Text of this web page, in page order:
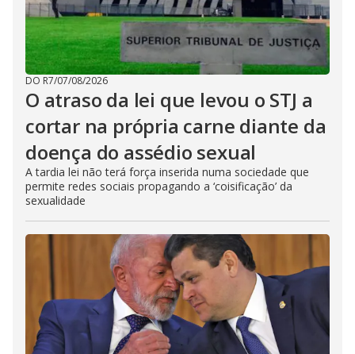
DO R7/07/08/2026
O atraso da lei que levou o STJ a
cortar na própria carne diante da
doença do assédio sexual
A tardia lei não terá força inserida numa sociedade que
permite redes sociais propagando a ‘coisificação’ da
sexualidade